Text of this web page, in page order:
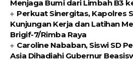
Menjaga Bumi dari Limbah B3
Perkuat Sinergitas, Kapolres
Kunjungan Kerja dan Latihan
Brigif-7/Rimba Raya
Caroline Nababan, Siswi SD
Asia Dihadiahi Gubernur